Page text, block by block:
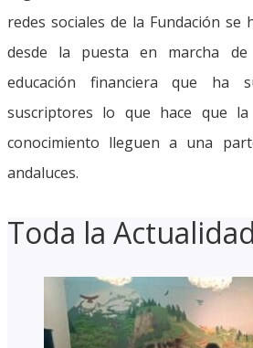
redes sociales de la Fundación se
desde la puesta en marcha
educación financiera que ha
suscriptores lo que hace que
conocimiento lleguen a una
andaluces.
Toda la Actualidad